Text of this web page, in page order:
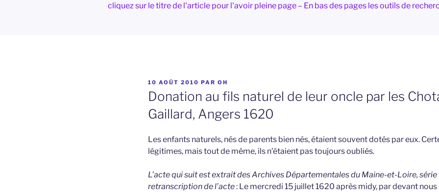
cliquez sur le titre de l'article pour l'avoir pleine page – En bas des pages les outils de
PUBLIÉ
LE
10 AOÛT 2010 PAR OH
Donation au fils naturel de leur oncle par les
Gaillard, Angers 1620
Les enfants naturels, nés de parents bien nés, étaient souvent dotés par eux.
légitimes, mais tout de même, ils n’étaient pas toujours oubliés.
L’acte qui suit est extrait des Archives Départementales du Maine-et-Loire, série
retranscription de l’acte: Le mercredi 15 juillet 1620 après midy, par devant nous